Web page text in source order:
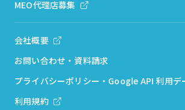
MEO代理店募集
会社概要
お問い合わせ・資料請求
プライバシーポリシー・Google API 利用デ
利用規約